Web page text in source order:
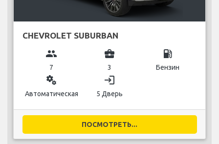
CHEVROLET SUBURBAN
group
7
business_center
3
local_gas_station
Бензин
miscellaneous_services
Автоматическая
login
5 Дверь
ПОСМОТРЕТЬ...